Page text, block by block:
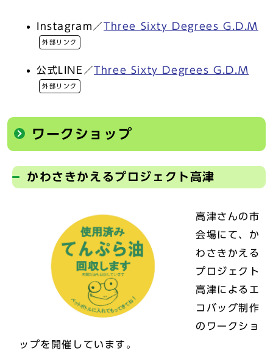
Instagram／Three Sixty Degrees G.D.M
外部リンク
公式LINE／Three Sixty Degrees G.D.M
外部リンク
ワークショップ
かわさきかえるプロジェクト高津
高津さんの市
会場にて、か
わさきかえる
プロジェクト
高津によるエ
コバッグ制作
のワークショ
ップを開催しています。